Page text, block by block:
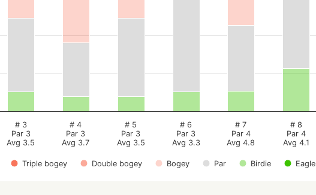
Triple bogey Double bogey Bogey Par Birdie Eagle
# 3
Par 3
Avg 3.5
# 4
Par 3
Avg 3.7
# 5
Par 3
Avg 3.5
# 6
Par 3
Avg 3.3
# 7
Par 4
Avg 4.8
# 8
Par 4
Avg 4.1